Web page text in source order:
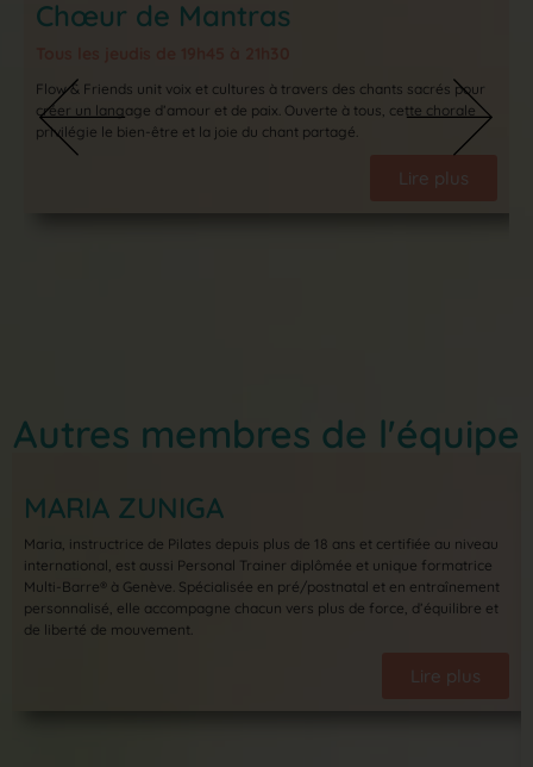
Chœur de Mantras
Flow & Friends unit voix et cultures à travers des chants sacrés pour
créer un langage d’amour et de paix. Ouverte à tous, cette chorale
privilégie le bien-être et la joie du chant partagé.
Lire plus
Autres membres de l'équipe
MARIA ZUNIGA
Maria, instructrice de Pilates depuis plus de 18 ans et certifiée au niveau
international, est aussi Personal Trainer diplômée et unique formatrice
Multi-Barre® à Genève. Spécialisée en pré/postnatal et en entraînement
personnalisé, elle accompagne chacun vers plus de force, d’équilibre et
de liberté de mouvement.
Lire plus